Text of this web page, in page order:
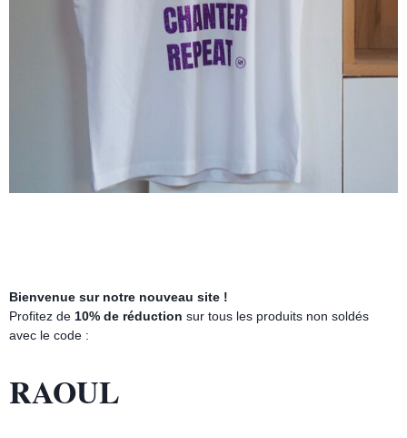
Rouge
Bienvenue sur notre nouveau site !
Profitez de 10% de réduction sur tous les produits non soldés
avec le code :
RAOUL